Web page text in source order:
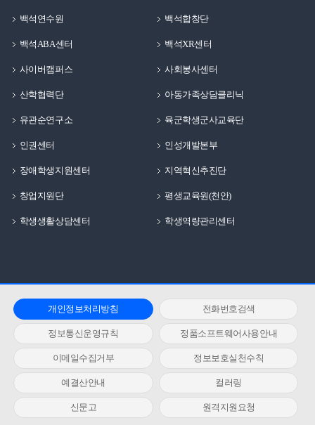
백석연수원 백석합창단
백석ABA센터 백석XR센터
사이버캠퍼스 사회봉사센터
산학협력단 아동가족상담클리닉
유관순연구소 육군학생군사교육단
인권센터 인성개발본부
장애학생지원센터 지역혁신추진단
창업지원단 평생교육원(천안)
학생생활상담센터 학생역량관리센터
개인정보처리방침 전화번호검색
정보통신운영규칙 정품소프트웨어사용안내
이메일수집거부 정보보호실천수칙
예결산안내 컬러링
신문고 원격지원요청